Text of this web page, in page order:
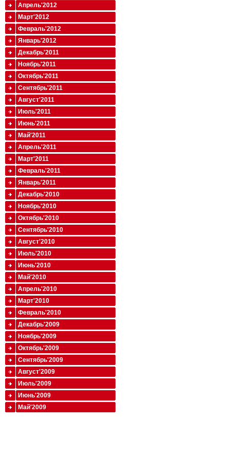
Апрель'2012
Март'2012
Февраль'2012
Январь'2012
Декабрь'2011
Ноябрь'2011
Октябрь'2011
Сентябрь'2011
Август'2011
Июль'2011
Июнь'2011
Май'2011
Апрель'2011
Март'2011
Февраль'2011
Январь'2011
Декабрь'2010
Ноябрь'2010
Октябрь'2010
Сентябрь'2010
Август'2010
Июль'2010
Июнь'2010
Май'2010
Апрель'2010
Март'2010
Февраль'2010
Декабрь'2009
Ноябрь'2009
Октябрь'2009
Сентябрь'2009
Август'2009
Июль'2009
Июнь'2009
Май'2009